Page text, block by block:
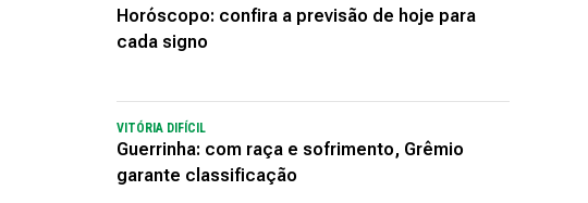
Horóscopo: confira a previsão de hoje para
cada signo
VITÓRIA DIFÍCIL
Guerrinha: com raça e sofrimento, Grêmio
garante classificação